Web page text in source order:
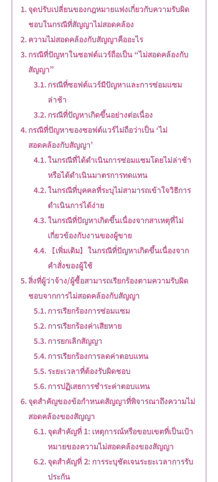
จุดปรับเปลี่ยนของกฎหมายแพ่งเกี่ยวกับความรับผิด
ชอบในกรณีที่สัญญาไม่สอดคล้อง
ความไม่สอดคล้องกับสัญญาคืออะไร
กรณีที่ปัญหาในซอฟต์แวร์ถือเป็น “ไม่สอดคล้องกับ
สัญญา”
กรณีที่ซอฟต์แวร์มีปัญหาและการซ่อมแซม
ล่าช้า
กรณีที่ปัญหาเกิดขึ้นอย่างต่อเนื่อง
กรณีที่ปัญหาของซอฟต์แวร์ไม่ถือว่าเป็น ‘ไม่
สอดคล้องกับสัญญา’
ในกรณีที่ได้ดำเนินการซ่อมแซมโดยไม่ล่าช้า
หรือได้ดำเนินมาตรการทดแทน
ในกรณีที่บุคคลที่ระบุไม่สามารถเข้าใจวิธีการ
ดำเนินการได้ง่าย
ในกรณีที่ปัญหาเกิดขึ้นเนื่องจากสาเหตุที่ไม่
เกี่ยวข้องกับงานของผู้ขาย
【เพิ่มเติม】ในกรณีที่ปัญหาเกิดขึ้นเนื่องจาก
คำสั่งของผู้ใช้
สิ่งที่ผู้ว่าจ้าง/ผู้ซื้อสามารถเรียกร้องตามความรับผิด
ชอบจากการไม่สอดคล้องกับสัญญา
การเรียกร้องการซ่อมแซม
การเรียกร้องค่าเสียหาย
การยกเลิกสัญญา
การเรียกร้องการลดค่าตอบแทน
ระยะเวลาที่ต้องรับผิดชอบ
การปฏิเสธการชำระค่าตอบแทน
จุดสำคัญของข้อกำหนดสัญญาที่พิจารณาถึงความไม่
สอดคล้องของสัญญา
จุดสำคัญที่ 1: เหตุการณ์หรือขอบเขตที่เป็นเป้า
หมายของความไม่สอดคล้องของสัญญา
จุดสำคัญที่ 2: การระบุชัดเจนระยะเวลาการรับ
ประกัน